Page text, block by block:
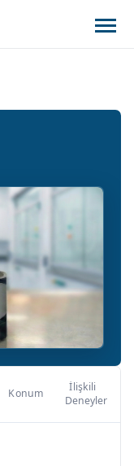
Konum
İlişkili
Deneyler